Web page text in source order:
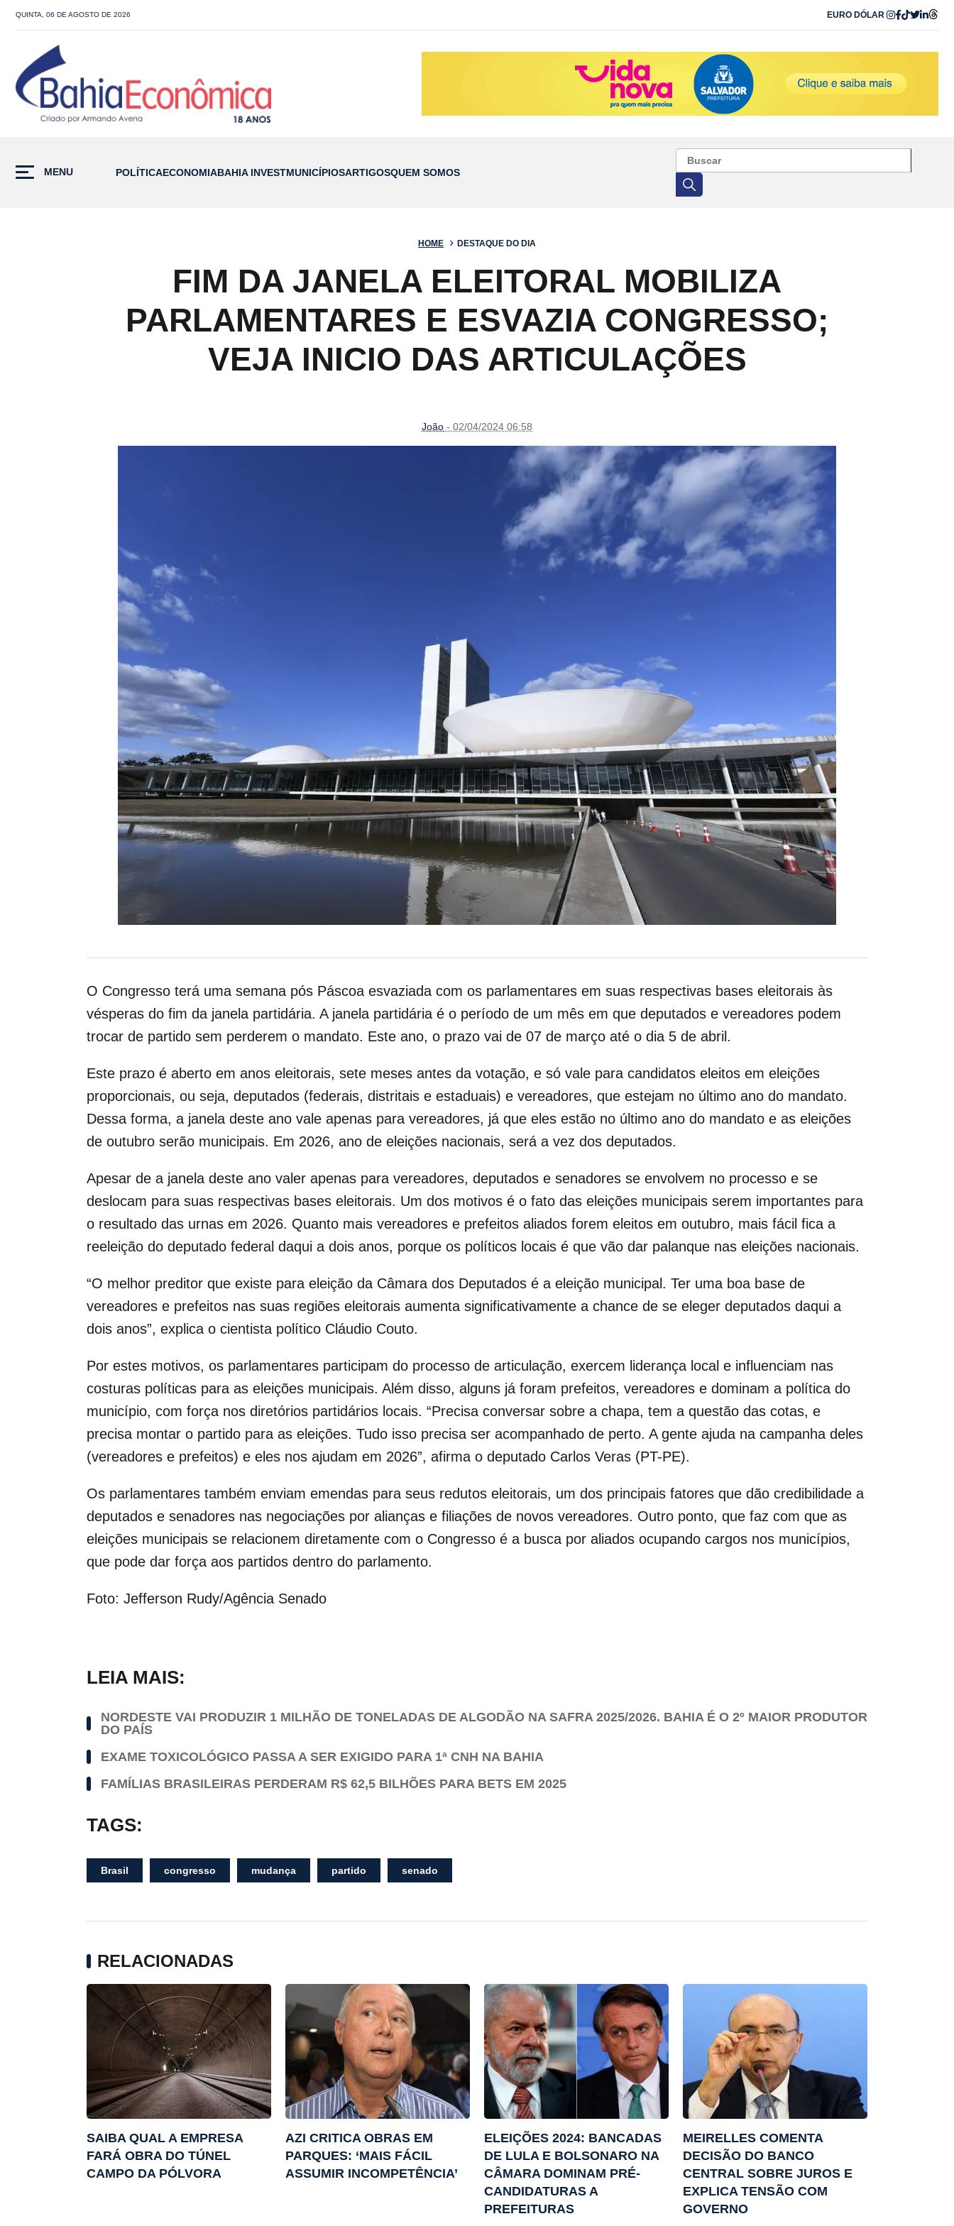
QUINTA, 06 DE AGOSTO DE 2026 EURO DÓLAR
MENU POLÍTICAECONOMIABAHIA INVESTMUNICÍPIOSARTIGOSQUEM SOMOS
HOME DESTAQUE DO DIA
FIM DA JANELA ELEITORAL MOBILIZA
PARLAMENTARES E ESVAZIA CONGRESSO;
VEJA INICIO DAS ARTICULAÇÕES
João - 02/04/2024 06:58
O Congresso terá uma semana pós Páscoa esvaziada com os parlamentares em suas respectivas bases eleitorais às
vésperas do fim da janela partidária. A janela partidária é o período de um mês em que deputados e vereadores podem
trocar de partido sem perderem o mandato. Este ano, o prazo vai de 07 de março até o dia 5 de abril.
Este prazo é aberto em anos eleitorais, sete meses antes da votação, e só vale para candidatos eleitos em eleições
proporcionais, ou seja, deputados (federais, distritais e estaduais) e vereadores, que estejam no último ano do mandato.
Dessa forma, a janela deste ano vale apenas para vereadores, já que eles estão no último ano do mandato e as eleições
de outubro serão municipais. Em 2026, ano de eleições nacionais, será a vez dos deputados.
Apesar de a janela deste ano valer apenas para vereadores, deputados e senadores se envolvem no processo e se
deslocam para suas respectivas bases eleitorais. Um dos motivos é o fato das eleições municipais serem importantes para
o resultado das urnas em 2026. Quanto mais vereadores e prefeitos aliados forem eleitos em outubro, mais fácil fica a
reeleição do deputado federal daqui a dois anos, porque os políticos locais é que vão dar palanque nas eleições nacionais.
“O melhor preditor que existe para eleição da Câmara dos Deputados é a eleição municipal. Ter uma boa base de
vereadores e prefeitos nas suas regiões eleitorais aumenta significativamente a chance de se eleger deputados daqui a
dois anos”, explica o cientista político Cláudio Couto.
Por estes motivos, os parlamentares participam do processo de articulação, exercem liderança local e influenciam nas
costuras políticas para as eleições municipais. Além disso, alguns já foram prefeitos, vereadores e dominam a política do
município, com força nos diretórios partidários locais. “Precisa conversar sobre a chapa, tem a questão das cotas, e
precisa montar o partido para as eleições. Tudo isso precisa ser acompanhado de perto. A gente ajuda na campanha deles
(vereadores e prefeitos) e eles nos ajudam em 2026”, afirma o deputado Carlos Veras (PT-PE).
Os parlamentares também enviam emendas para seus redutos eleitorais, um dos principais fatores que dão credibilidade a
deputados e senadores nas negociações por alianças e filiações de novos vereadores. Outro ponto, que faz com que as
eleições municipais se relacionem diretamente com o Congresso é a busca por aliados ocupando cargos nos municípios,
que pode dar força aos partidos dentro do parlamento.
Foto: Jefferson Rudy/Agência Senado
LEIA MAIS:
NORDESTE VAI PRODUZIR 1 MILHÃO DE TONELADAS DE ALGODÃO NA SAFRA 2025/2026. BAHIA É O 2º MAIOR PRODUTOR
DO PAÍS
EXAME TOXICOLÓGICO PASSA A SER EXIGIDO PARA 1ª CNH NA BAHIA
FAMÍLIAS BRASILEIRAS PERDERAM R$ 62,5 BILHÕES PARA BETS EM 2025
TAGS:
Brasil congresso mudança partido senado
RELACIONADAS
SAIBA QUAL A EMPRESA
FARÁ OBRA DO TÚNEL
CAMPO DA PÓLVORA
AZI CRITICA OBRAS EM
PARQUES: ‘MAIS FÁCIL
ASSUMIR INCOMPETÊNCIA’
ELEIÇÕES 2024: BANCADAS
DE LULA E BOLSONARO NA
CÂMARA DOMINAM PRÉ-
CANDIDATURAS A
PREFEITURAS
MEIRELLES COMENTA
DECISÃO DO BANCO
CENTRAL SOBRE JUROS E
EXPLICA TENSÃO COM
GOVERNO